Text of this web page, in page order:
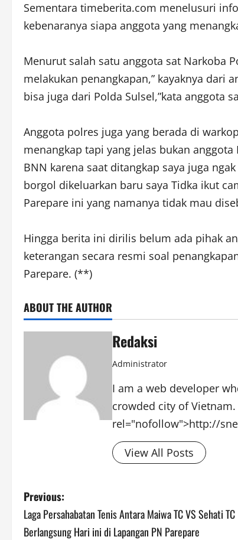
Sementara timeberita.com menelusuri
kebenaranya siapa anggota yang
Menurut salah satu anggota sat Narkoba
melakukan penangkapan,” kayaknya dari
bisa juga dari Polda Sulsel,”kata anggota
Anggota polres juga yang berada di
menangkap tapi yang jelas bukan
BNN karena saat ditangkap saya juga
borgol dikeluarkan baru saya Tidka ikut
Parepare ini yang namanya tidak mau
Hingga berita ini dirilis belum ada pihak
keterangan secara resmi soal
Parepare. (**)
ABOUT THE AUTHOR
Redaksi
Administrator
I am a web developer
crowded city of
rel="nofollow">http://
View All Posts
Post
navigation
Previous:
Laga Persahabatan Tenis Antara Maiwa TC VS Sehati TC
Berlangsung Hari ini di Lapangan PN Parepare